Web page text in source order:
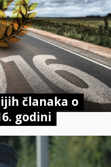
članaka o
godini